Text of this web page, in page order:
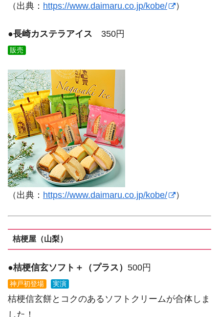
（出典： https://www.daimaru.co.jp/kobe/ ）
●長崎カステラアイス 350円
販売
（出典： https://www.daimaru.co.jp/kobe/ ）
桔梗屋（山梨）
●桔梗信玄ソフト＋（プラス） 500円
神戸初登場 実演
桔梗信玄餅とコクのあるソフトクリームが合体しま
した！